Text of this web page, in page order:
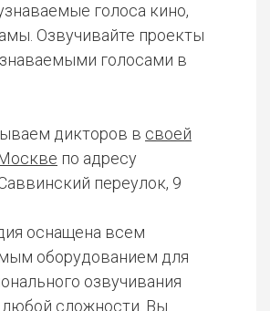
голоса кино,
Озвучивайте проекты
голосами в
дикторов в своей
по адресу
переулок, 9
оснащена всем
оборудованием для
озвучивания
любой сложности. Вы